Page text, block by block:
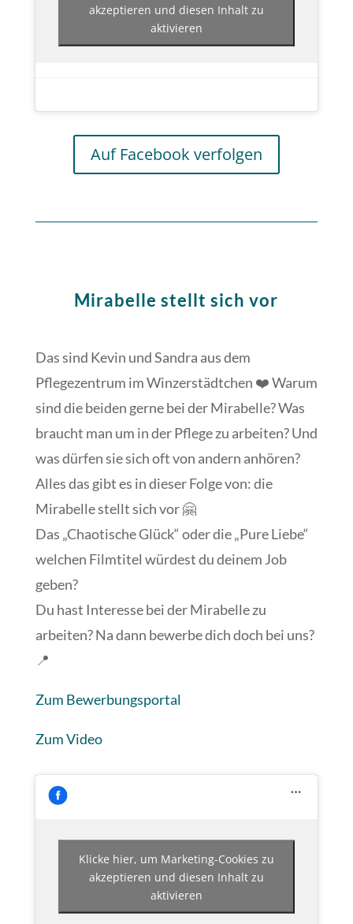
akzeptieren und diesen Inhalt zu
aktivieren
Auf Facebook verfolgen
Mirabelle stellt sich vor
Das sind Kevin und Sandra aus dem
Pflegezentrum im Winzerstädtchen ❤️ Warum
sind die beiden gerne bei der Mirabelle? Was
braucht man um in der Pflege zu arbeiten? Und
was dürfen sie sich oft von andern anhören?
Alles das gibt es in dieser Folge von: die
Mirabelle stellt sich vor 🤗
Das „Chaotische Glück“ oder die „Pure Liebe“
welchen Filmtitel würdest du deinem Job
geben?
Du hast Interesse bei der Mirabelle zu
arbeiten? Na dann bewerbe dich doch bei uns?
📍
Zum Bewerbungsportal
Zum Video
Klicke hier, um Marketing-Cookies zu
akzeptieren und diesen Inhalt zu
aktivieren